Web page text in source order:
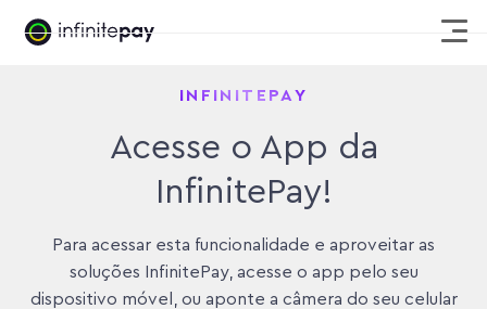
INFINITEPAY
Acesse o App da
InfinitePay!
Para acessar esta funcionalidade e aproveitar as
soluções InfinitePay, acesse o app pelo seu
dispositivo móvel, ou aponte a câmera do seu celular